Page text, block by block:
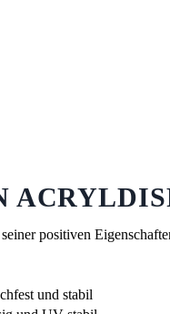
positiven
und stabil